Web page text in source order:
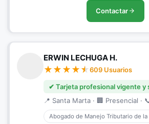
Contactar
ERWIN LECHUGA H.
609 Usuarios
✔ Tarjeta profesional vigente y
📍 Santa Marta · 🏢 Presencial ·
Abogado de Manejo Tributario de la